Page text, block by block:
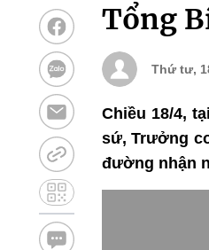
Tổng
Thứ tư,
Chiều 18/4,
sứ, Trưởng
đường nhận